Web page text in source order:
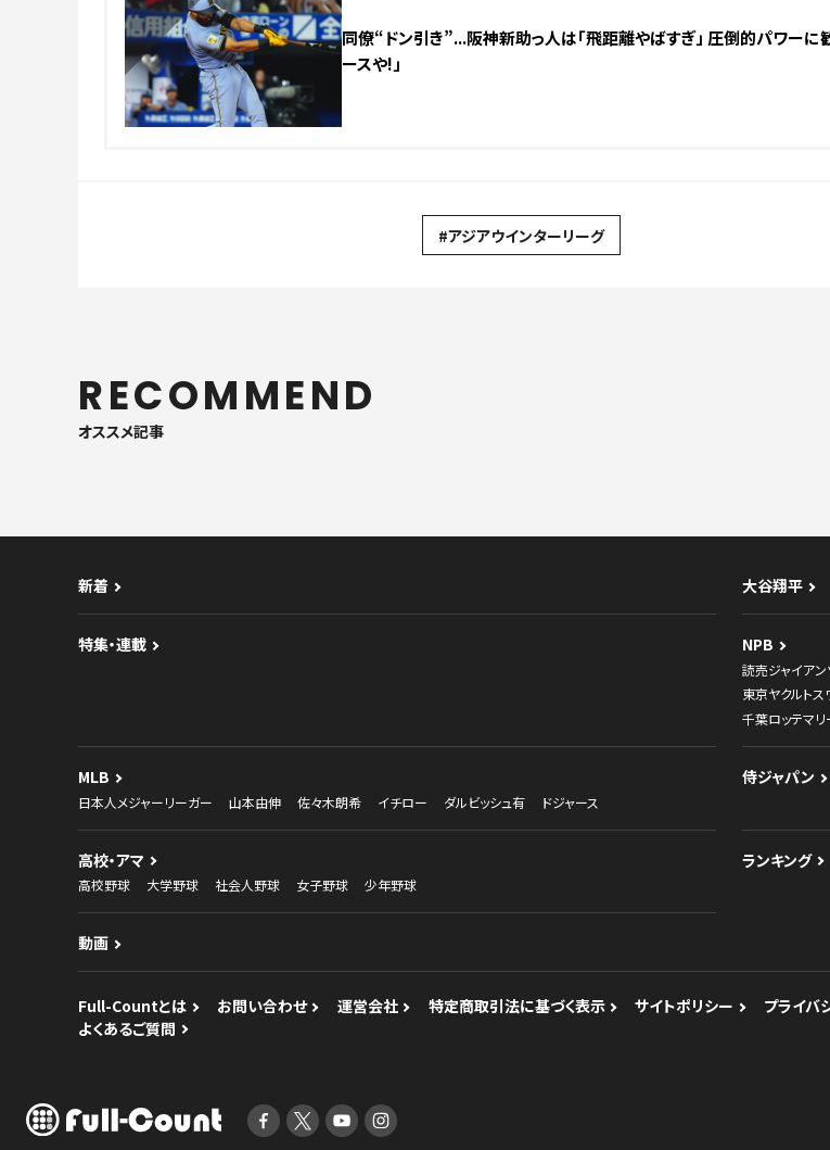
同僚“ドン引き”...阪神新助っ人は「飛距離やばすぎ」 圧倒的パワーに
ースや!」
#アジアウインターリーグ
RECOMMEND
オススメ記事
新着 大谷翔平
特集・連載 NPB
読売ジャイアン
東京ヤクルトス
千葉ロッテマリ
MLB
日本人メジャーリーガー 山本由伸 佐々木朗希 イチロー ダルビッシュ有 ドジャース
侍ジャパン
高校・アマ
高校野球 大学野球 社会人野球 女子野球 少年野球
ランキング
動画
Full-Countとは お問い合わせ 運営会社 特定商取引法に基づく表示 サイトポリシー プライバ
よくあるご質問